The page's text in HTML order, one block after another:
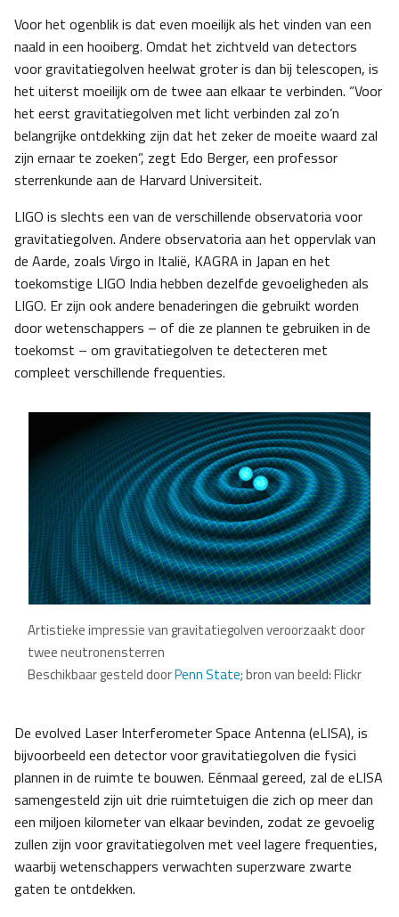
Voor het ogenblik is dat even moeilijk als het vinden van een
naald in een hooiberg. Omdat het zichtveld van detectors
voor gravitatiegolven heelwat groter is dan bij telescopen, is
het uiterst moeilijk om de twee aan elkaar te verbinden. “Voor
het eerst gravitatiegolven met licht verbinden zal zo’n
belangrijke ontdekking zijn dat het zeker de moeite waard zal
zijn ernaar te zoeken”, zegt Edo Berger, een professor
sterrenkunde aan de Harvard Universiteit.
LIGO is slechts een van de verschillende observatoria voor
gravitatiegolven. Andere observatoria aan het oppervlak van
de Aarde, zoals Virgo in Italië, KAGRA in Japan en het
toekomstige LIGO India hebben dezelfde gevoeligheden als
LIGO. Er zijn ook andere benaderingen die gebruikt worden
door wetenschappers – of die ze plannen te gebruiken in de
toekomst – om gravitatiegolven te detecteren met
compleet verschillende frequenties.
Artistieke impressie van gravitatiegolven veroorzaakt door
twee neutronensterren
Beschikbaar gesteld doorPenn State; bron van beeld: Flickr
De evolved Laser Interferometer Space Antenna (eLISA), is
bijvoorbeeld een detector voor gravitatiegolven die fysici
plannen in de ruimte te bouwen. Eénmaal gereed, zal de eLISA
samengesteld zijn uit drie ruimtetuigen die zich op meer dan
een miljoen kilometer van elkaar bevinden, zodat ze gevoelig
zullen zijn voor gravitatiegolven met veel lagere frequenties,
waarbij wetenschappers verwachten superzware zwarte
gaten te ontdekken.